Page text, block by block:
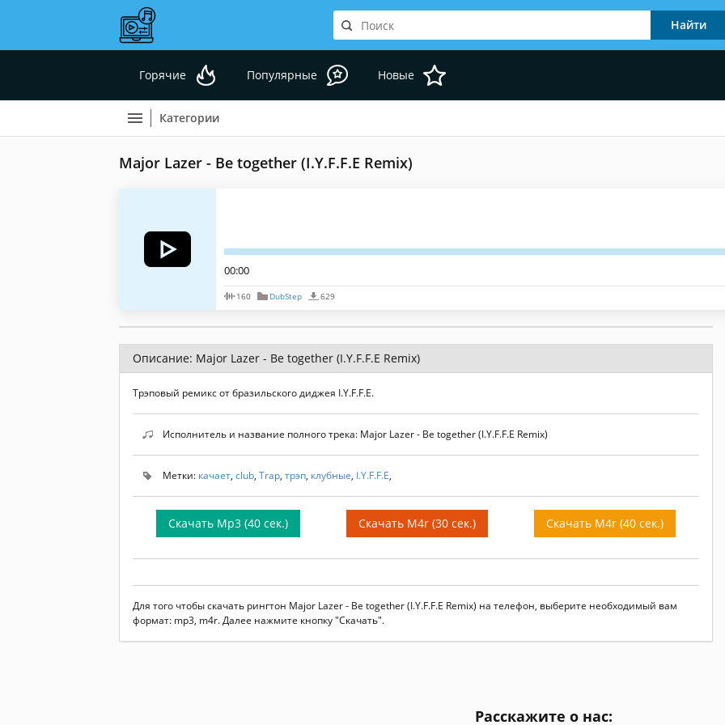
Горячие Популярные Новые
Категории
Major Lazer - Be together (I.Y.F.F.E Remix)
00:00
160 DubStep 629
Описание: Major Lazer - Be together (I.Y.F.F.E Remix)
Трэповый ремикс от бразильского диджея I.Y.F.F.E.
Исполнитель и название полного трека: Major Lazer - Be together (I.Y.F.F.E Remix)
Метки: качает, club, Trap, трэп, клубные, I.Y.F.F.E,
Скачать Mp3 (40 сек.) Скачать M4r (30 сек.) Скачать M4r (40 сек.)
Для того чтобы скачать рингтон Major Lazer - Be together (I.Y.F.F.E Remix) на телефон, выберите необходимый вам
формат: mp3, m4r. Далее нажмите кнопку "Скачать".
Расскажите о нас: